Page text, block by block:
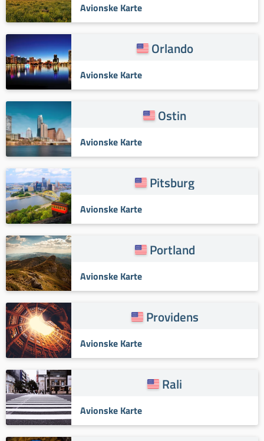
Avionske Karte
Orlando
Avionske Karte
Ostin
Avionske Karte
Pitsburg
Avionske Karte
Portland
Avionske Karte
Providens
Avionske Karte
Rali
Avionske Karte